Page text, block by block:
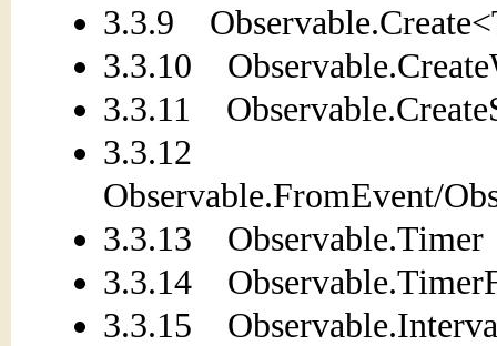
3.3.9
3.3.10
3.3.11
3.3.12
Observable.FromEvent/
3.3.13 Observable.Timer
3.3.14
3.3.15